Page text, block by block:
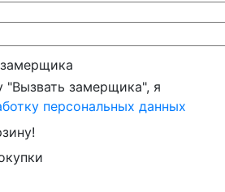
замерщика", я
персональных данных